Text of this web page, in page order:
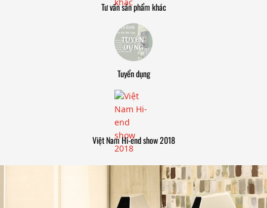
Tư vấn sản phẩm khác
Tuyển dụng
Việt Nam Hi-end show 2018